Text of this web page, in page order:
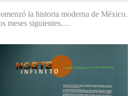
la historia moderna de México.
meses siguientes,…